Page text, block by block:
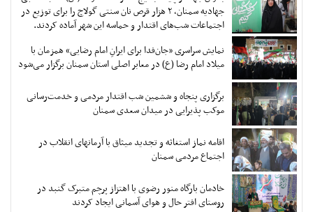
جهادیه سمنان، ۲ هزار قرص نان سنتی گولاچ را برای توزیع در
اجتماعات شب‌های اقتدار و حماسه این شهر آماده کردند.
نمایش سراسری «جان‌فدا برای ایرانِ امام رضایی» همزمان با
میلاد امام رضا (ع) در معابر اصلی استان سمنان برگزار می‌شود
برگزاری پنجاه و ششمین شب اقتدار مردمی و خدمت‌رسانی
موکب پذیرایی در میدان سعدی سمنان
اقامه نماز استغاثه و تجدید میثاق با آرمانهای انقلاب در
اجتماع مردمی سمنان
خادمان بارگاه منور رضوی با اهتزاز پرچم متبرک گنبد در
روستای افتر حال و هوای آسمانی ایجاد کردند